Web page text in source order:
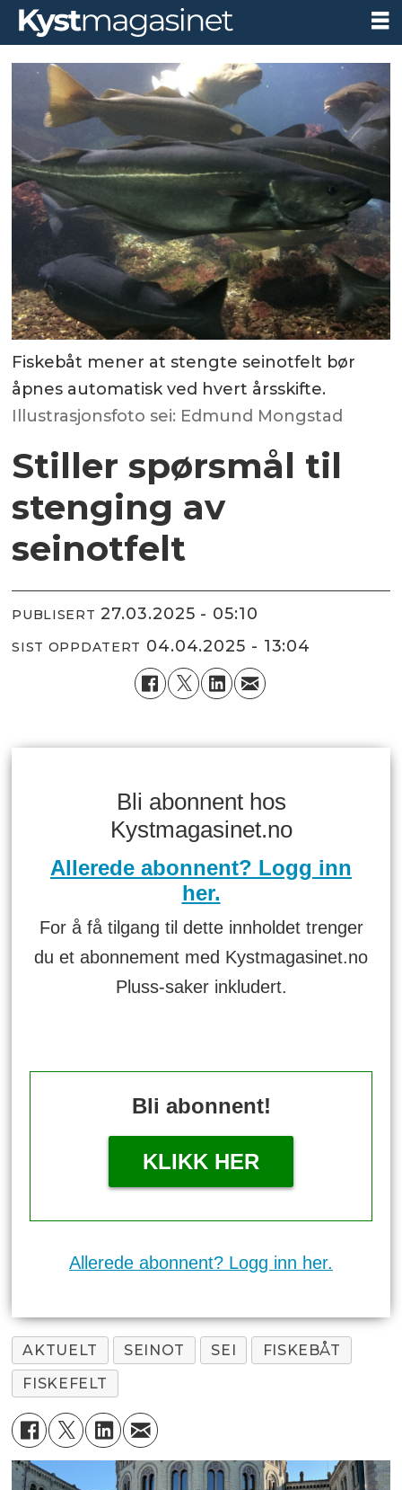
Fiskebåt mener at stengte seinotfelt bør
åpnes automatisk ved hvert årsskifte.
Illustrasjonsfoto sei: Edmund Mongstad
Stiller spørsmål til
stenging av
seinotfelt
PUBLISERT 27.03.2025 - 05:10
SIST OPPDATERT 04.04.2025 - 13:04
Bli abonnent hos
Kystmagasinet.no
Allerede abonnent? Logg inn
her.
For å få tilgang til dette innholdet trenger
du et abonnement med Kystmagasinet.no
Pluss-saker inkludert.
Bli abonnent!
KLIKK HER
Allerede abonnent? Logg inn her.
AKTUELT SEINOT SEI
FISKEBÅT
FISKEFELT